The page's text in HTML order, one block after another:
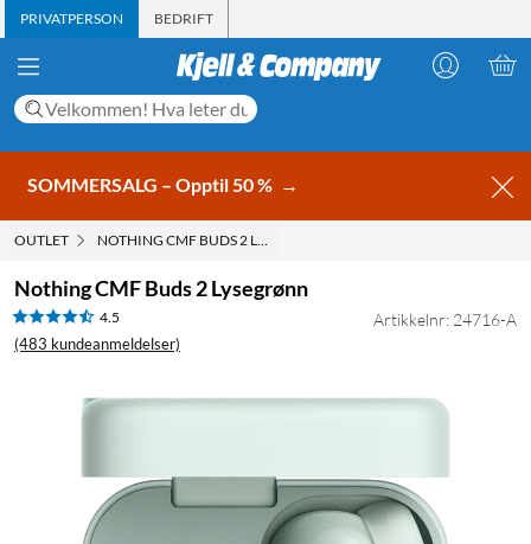
PRIVATPERSON BEDRIFT
SOMMERSALG – Opptil 50 % →
OUTLET NOTHING CMF BUDS 2 LYSEGRØNN
Nothing CMF Buds 2 Lysegrønn
4.5
(483 kundeanmeldelser)
Artikkelnr: 24716-A